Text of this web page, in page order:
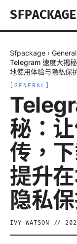
SFPACKAGE
Sfpackage › General
Telegram 速度大揭
地使用体验与隐私保
GENERAL
秘：
传，
提升
隐私
IVY WATSON //